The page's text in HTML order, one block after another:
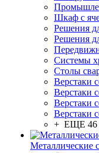
Шкаф с
Решения
Решения
Системы
Столы
Верстаки
Верстаки
Верстаки
Верстаки
+ ЕЩЕ 46
Металлические